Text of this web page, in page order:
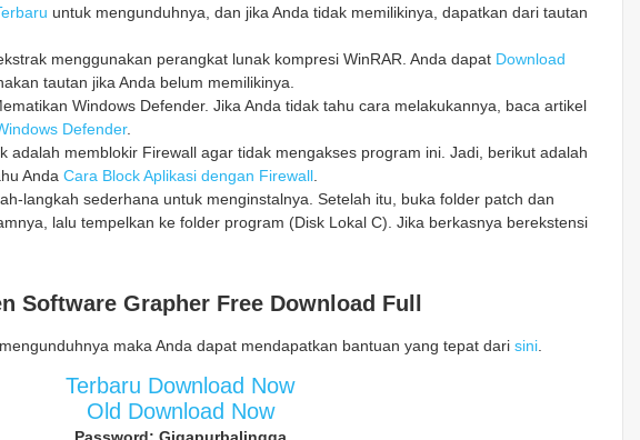
untuk mengunduhnya, dan jika Anda tidak memilikinya, dapatkan dari tautan
menggunakan perangkat lunak kompresi WinRAR. Anda dapat Download
tautan jika Anda belum memilikinya.
Windows Defender. Jika Anda tidak tahu cara melakukannya, baca artikel
Defender.
adalah memblokir Firewall agar tidak mengakses program ini. Jadi, berikut adalah
Anda Cara Block Aplikasi dengan Firewall.
langkah sederhana untuk menginstalnya. Setelah itu, buka folder patch dan
lalu tempelkan ke folder program (Disk Lokal C). Jika berkasnya berekstensi
Software Grapher Free Download Full
maka Anda dapat mendapatkan bantuan yang tepat dari sini.
Terbaru Download Now
Old Download Now
Password: Gigapurbalingga